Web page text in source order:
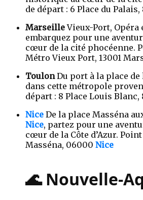
de départ : 6 Place du
MarseilleVieux-Port, Opéra
embarquez pour une
cœur de la cité phocéenne.
Métro Vieux Port, 13001
ToulonDu port à la place
dans cette métropole
départ : 8 Place Louis
Nice De la place Masséna
Nice, partez pour une
cœur de la Côte d’Azur.
Masséna, 06000 Nice
🌊 Nouvelle-